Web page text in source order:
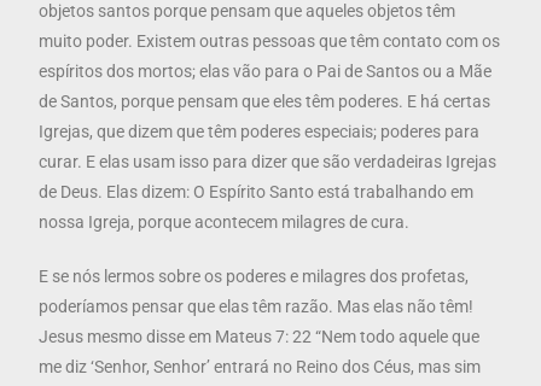
objetos santos porque pensam que aqueles objetos têm
muito poder. Existem outras pessoas que têm contato com os
espíritos dos mortos; elas vão para o Pai de Santos ou a Mãe
de Santos, porque pensam que eles têm poderes. E há certas
Igrejas, que dizem que têm poderes especiais; poderes para
curar. E elas usam isso para dizer que são verdadeiras Igrejas
de Deus. Elas dizem: O Espírito Santo está trabalhando em
nossa Igreja, porque acontecem milagres de cura.
E se nós lermos sobre os poderes e milagres dos profetas,
poderíamos pensar que elas têm razão. Mas elas não têm!
Jesus mesmo disse em Mateus 7: 22 “Nem todo aquele que
me diz ‘Senhor, Senhor’ entrará no Reino dos Céus, mas sim